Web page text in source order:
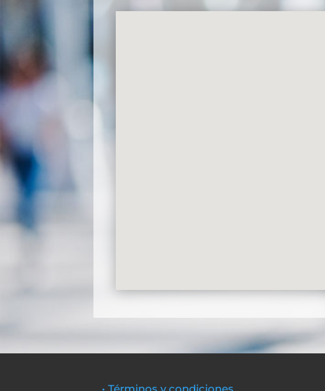
• Términos y condiciones